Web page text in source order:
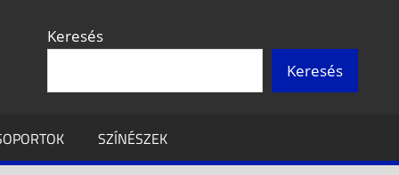
Keresés
Keresés
SZÍNÉSZEK